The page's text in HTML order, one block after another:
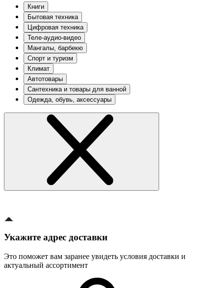
Книги
Бытовая техника
Цифровая техника
Теле-аудио-видео
Мангалы, барбекю
Спорт и туризм
Климат
Автотовары
Сантехника и товары для ванной
Одежда, обувь, аксессуары
Укажите адрес доставки
Это поможет вам заранее увидеть условия доставки и
актуальный ассортимент